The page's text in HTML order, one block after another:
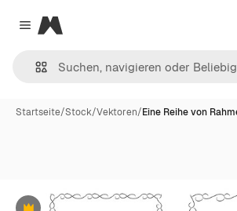
Close menu
Magnific
Startseite/Stock/Vektoren/Eine Reihe von